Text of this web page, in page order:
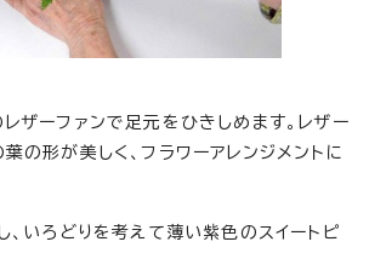
ザーファンで足元をひきしめます。レザー
の形が美しく、フラワーアレンジメントに
、いろどりを考えて薄い紫色のスイートピ